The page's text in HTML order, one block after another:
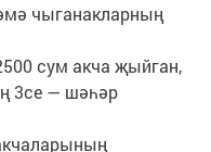
чыганакларның
сум акча җыйган,
3се — шәһәр